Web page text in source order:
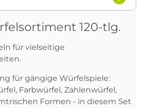
120-tlg.
für vielseitige
für gängige Würfelspiele:
Farbwürfel, Zahlenwürfel,
Formen - in diesem Set